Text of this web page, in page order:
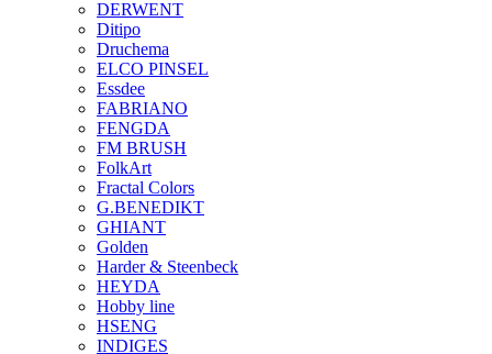
DERWENT
Ditipo
Druchema
ELCO PINSEL
Essdee
FABRIANO
FENGDA
FM BRUSH
FolkArt
Fractal Colors
G.BENEDIKT
GHIANT
Golden
Harder & Steenbeck
HEYDA
Hobby line
HSENG
INDIGES